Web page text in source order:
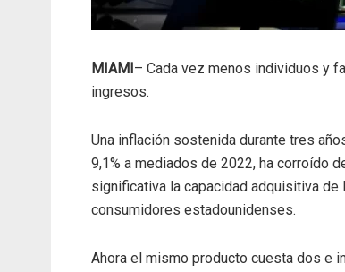
MIAMI – Cada vez menos individuos y
ingresos.
Una inflación sostenida durante tres
9,1% a mediados de 2022, ha corroído
significativa la capacidad adquisitiva de
consumidores estadounidenses.
Ahora el mismo producto cuesta dos e